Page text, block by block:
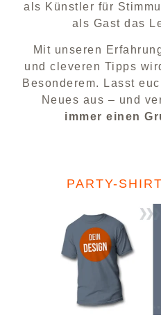
als Künstler für
als Gast das
Mit unseren
und cleveren Tipps
Besonderem. Lasst
Neues aus – und
immer einen
PARTY-